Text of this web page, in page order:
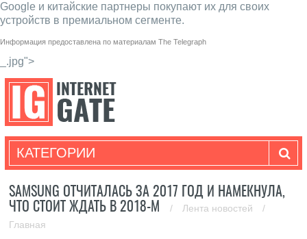
Google и китайские партнеры покупают их для своих
устройств в премиальном сегменте.
Информация предоставлена по материалам The Telegraph
_.jpg">
КАТЕГОРИИ
SAMSUNG ОТЧИТАЛАСЬ ЗА 2017 ГОД И НАМЕКНУЛА,
ЧТО СТОИТ ЖДАТЬ В 2018-М
/ Лента новостей
/
Главная